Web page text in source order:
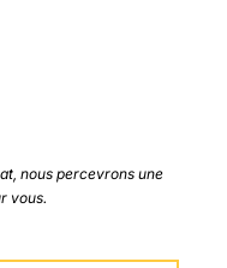
nous percevrons une
vous.